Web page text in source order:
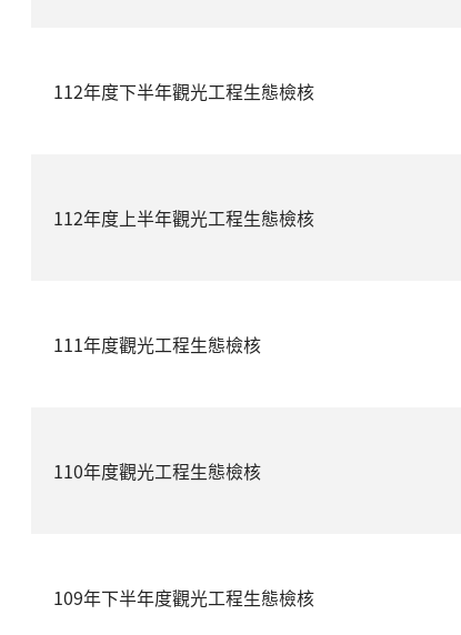
112年度下半年觀光工程生態檢核
112年度上半年觀光工程生態檢核
111年度觀光工程生態檢核
110年度觀光工程生態檢核
109年下半年度觀光工程生態檢核